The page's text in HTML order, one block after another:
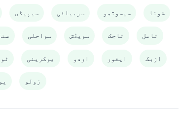
سیپیڈی سربیائی سیسوتھو شونا
سواحلی سویڈش تاجک تامل
یوکرینی اردو ایغور ازبک
زولو